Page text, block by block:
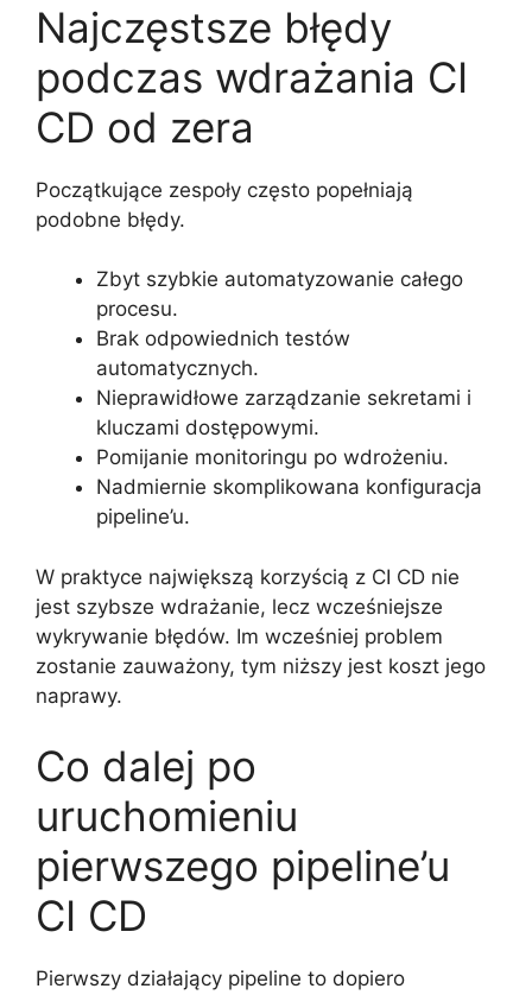
Najczęstsze błędy
podczas wdrażania CI
CD od zera
Początkujące zespoły często popełniają
podobne błędy.
Zbyt szybkie automatyzowanie całego
procesu.
Brak odpowiednich testów
automatycznych.
Nieprawidłowe zarządzanie sekretami i
kluczami dostępowymi.
Pomijanie monitoringu po wdrożeniu.
Nadmiernie skomplikowana konfiguracja
pipeline’u.
W praktyce największą korzyścią z CI CD nie
jest szybsze wdrażanie, lecz wcześniejsze
wykrywanie błędów. Im wcześniej problem
zostanie zauważony, tym niższy jest koszt jego
naprawy.
Co dalej po
uruchomieniu
pierwszego pipeline’u
CI CD
Pierwszy działający pipeline to dopiero